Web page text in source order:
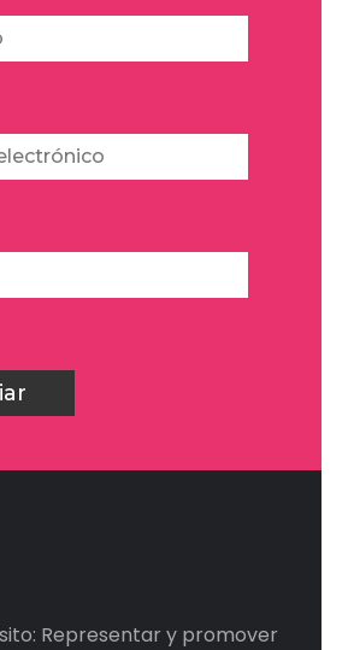
Representar y promover